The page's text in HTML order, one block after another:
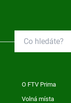
O FTV Prima
Volná místa